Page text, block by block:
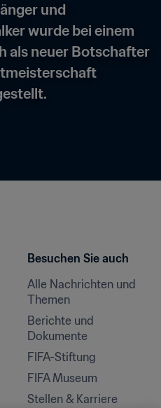
und
wurde bei einem
als neuer Botschafter
Besuchen Sie auch
Alle Nachrichten und
Themen
Berichte und
Dokumente
FIFA-Stiftung
FIFA Museum
Stellen & Karriere